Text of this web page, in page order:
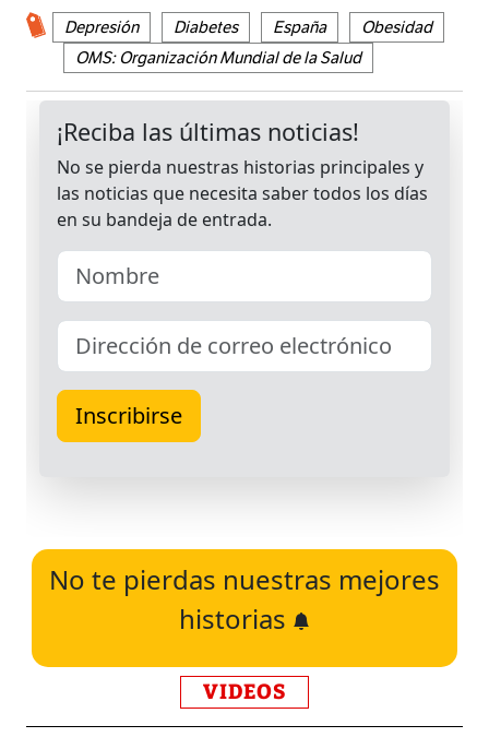
Depresión Diabetes España
Obesidad
OMS: Organización Mundial de la Salud
No te pierdas nuestras mejores
historias
VIDEOS